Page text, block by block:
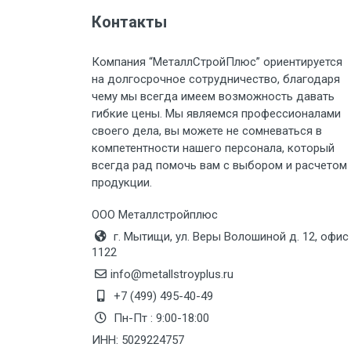
Груз до 6 м, вес до 3 тн
Груз до 6 м, вес до 5 тн
Груз до 6 м, вес до 8 тн
Груз до 12 м, вес до 20 тн
Манипулятор до 6 м, вес до 5 тн
Манипулятор до 6 м, вес до 8 тн
Контакты
Компания “МеталлСтройПлюс” ориентируется
на долгосрочное сотрудничество, благодаря
чему мы всегда имеем возможность давать
гибкие цены. Мы являемся профессионалами
своего дела, вы можете не сомневаться в
компетентности нашего персонала, который
всегда рад помочь вам с выбором и расчетом
продукции.
ООО Металлстройплюс
г. Мытищи, ул. Веры Волошиной д. 12, офис
1122
info@metallstroyplus.ru
+7 (499) 495-40-49
Пн-Пт : 9:00-18:00
ИНН: 5029224757